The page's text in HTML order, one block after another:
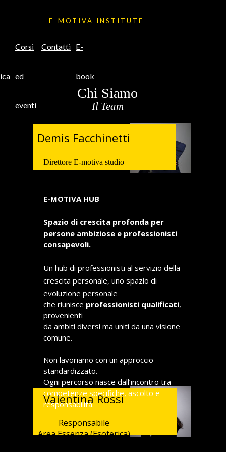
Corsi
ed
eventi
Contatti E-
book
E-MOTIVA INSTITUTE
Chi Siamo
E-MOTIVA HUB
Spazio di crescita profonda per
persone ambiziose e professionisti
consapevoli.
Un hub di professionisti al servizio della
crescita personale, uno spazio di
evoluzione personale
che riunisce professionisti qualificati,
provenienti
da ambiti diversi ma uniti da una visione
comune.
Non lavoriamo con un approccio
standardizzato.
Ogni percorso nasce dall’incontro tra
competenze specifiche, ascolto e
responsabilità.
Il Team
Demis Facchinetti
Direttore E-motiva studio
Valentina Rossi
Responsabile
Area Essenza (Esoterica)